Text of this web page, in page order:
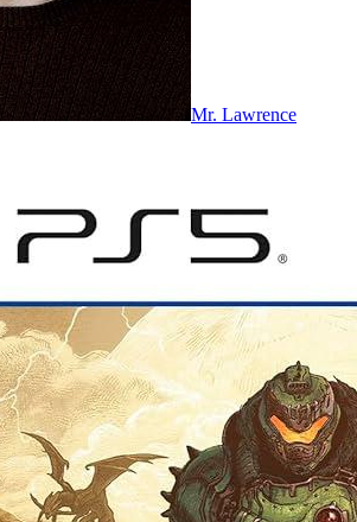
Mr. Lawrence